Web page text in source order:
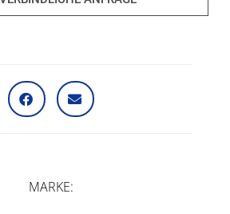
MARKE